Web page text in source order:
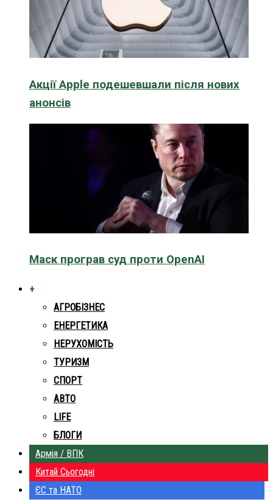
Акції Apple подешевшали після нових
анонсів
Маск програв суд проти OpenAI
+
АГРОБІЗНЕС
ЕНЕРГЕТИКА
НЕРУХОМІСТЬ
ТУРИЗМ
СПОРТ
АВТО
LIFE
БЛОГИ
Армія / ВПК
Китай Сьогодні
ЄС та НАТО